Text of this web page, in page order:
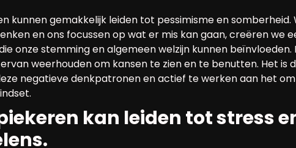
kunnen gemakkelijk leiden tot pessimisme en somberheid.
en ons focussen op wat er mis kan gaan, creëren we
onze stemming en algemeen welzijn kunnen beïnvloeden.
weerhouden om kansen te zien en te benutten. Het is
negatieve denkpatronen en actief te werken aan het
kan leiden tot stress